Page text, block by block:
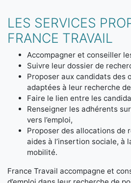
LES SERVICES
FRANCE TRAVAIL
Accompagner et conseiller
Suivre leur dossier de
Proposer aux candidats des
adaptées à leur recherche
Faire le lien entre les
Renseigner les adhérents
vers l’emploi,
Proposer des allocations de
aides à l’insertion sociale, à
mobilité.
France Travail accompagne et